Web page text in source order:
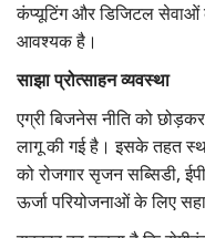
कंप्यूटिंग और डिजिटल सेवाओं
आवश्यक है।
साझा प्रोत्साहन व्यवस्था
एग्री बिजनेस नीति को
लागू की गई है। इसके तहत
को रोजगार सृजन सब्सिडी,
ऊर्जा परियोजनाओं के लिए